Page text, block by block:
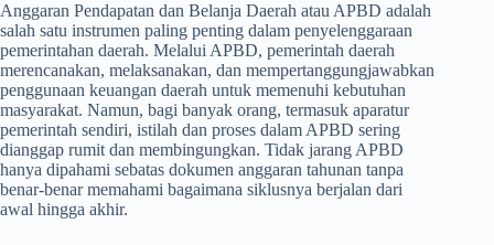
Anggaran Pendapatan dan Belanja Daerah atau APBD adalah
salah satu instrumen paling penting dalam penyelenggaraan
pemerintahan daerah. Melalui APBD, pemerintah daerah
merencanakan, melaksanakan, dan mempertanggungjawabkan
penggunaan keuangan daerah untuk memenuhi kebutuhan
masyarakat. Namun, bagi banyak orang, termasuk aparatur
pemerintah sendiri, istilah dan proses dalam APBD sering
dianggap rumit dan membingungkan. Tidak jarang APBD
hanya dipahami sebatas dokumen anggaran tahunan tanpa
benar-benar memahami bagaimana siklusnya berjalan dari
awal hingga akhir.